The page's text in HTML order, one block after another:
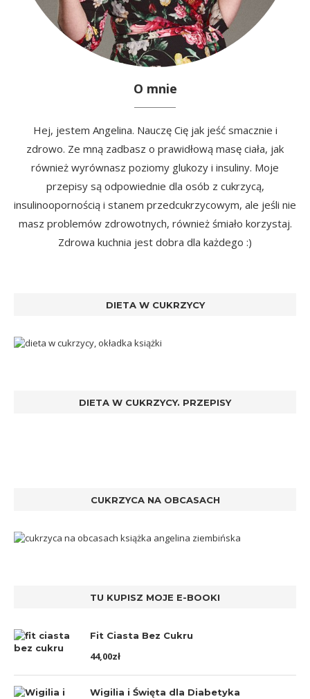
O mnie
Hej, jestem Angelina. Nauczę Cię jak jeść smacznie i
zdrowo. Ze mną zadbasz o prawidłową masę ciała, jak
również wyrównasz poziomy glukozy i insuliny. Moje
przepisy są odpowiednie dla osób z cukrzycą,
insulinoopornością i stanem przedcukrzycowym, ale jeśli nie
masz problemów zdrowotnych, również śmiało korzystaj.
Zdrowa kuchnia jest dobra dla każdego :)
DIETA W CUKRZYCY
DIETA W CUKRZYCY. PRZEPISY
CUKRZYCA NA OBCASACH
TU KUPISZ MOJE E-BOOKI
Fit Ciasta Bez Cukru
44,00zł
Wigilia i Święta dla Diabetyka